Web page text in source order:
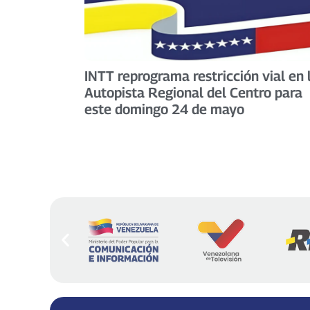
INTT reprograma restricción vial en
Autopista Regional del Centro para
este domingo 24 de mayo